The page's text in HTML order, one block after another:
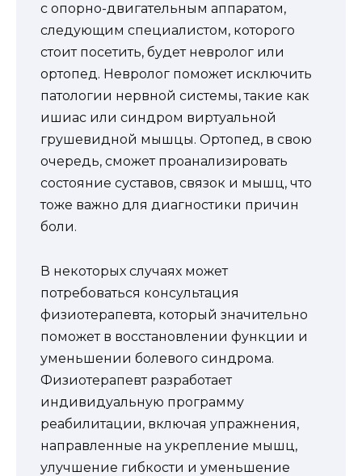
с опорно-двигательным аппаратом,
следующим специалистом, которого
стоит посетить, будет невролог или
ортопед. Невролог поможет исключить
патологии нервной системы, такие как
ишиас или синдром виртуальной
грушевидной мышцы. Ортопед, в свою
очередь, сможет проанализировать
состояние суставов, связок и мышц, что
тоже важно для диагностики причин
боли.
В некоторых случаях может
потребоваться консультация
физиотерапевта, который значительно
поможет в восстановлении функции и
уменьшении болевого синдрома.
Физиотерапевт разработает
индивидуальную программу
реабилитации, включая упражнения,
направленные на укрепление мышц,
улучшение гибкости и уменьшение